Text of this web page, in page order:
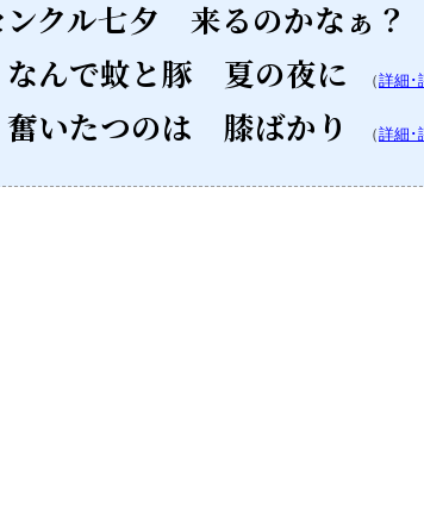
クル七夕 来るのかなぁ？
んで蚊と豚 夏の夜に （詳細･
いたつのは 膝ばかり （詳細･